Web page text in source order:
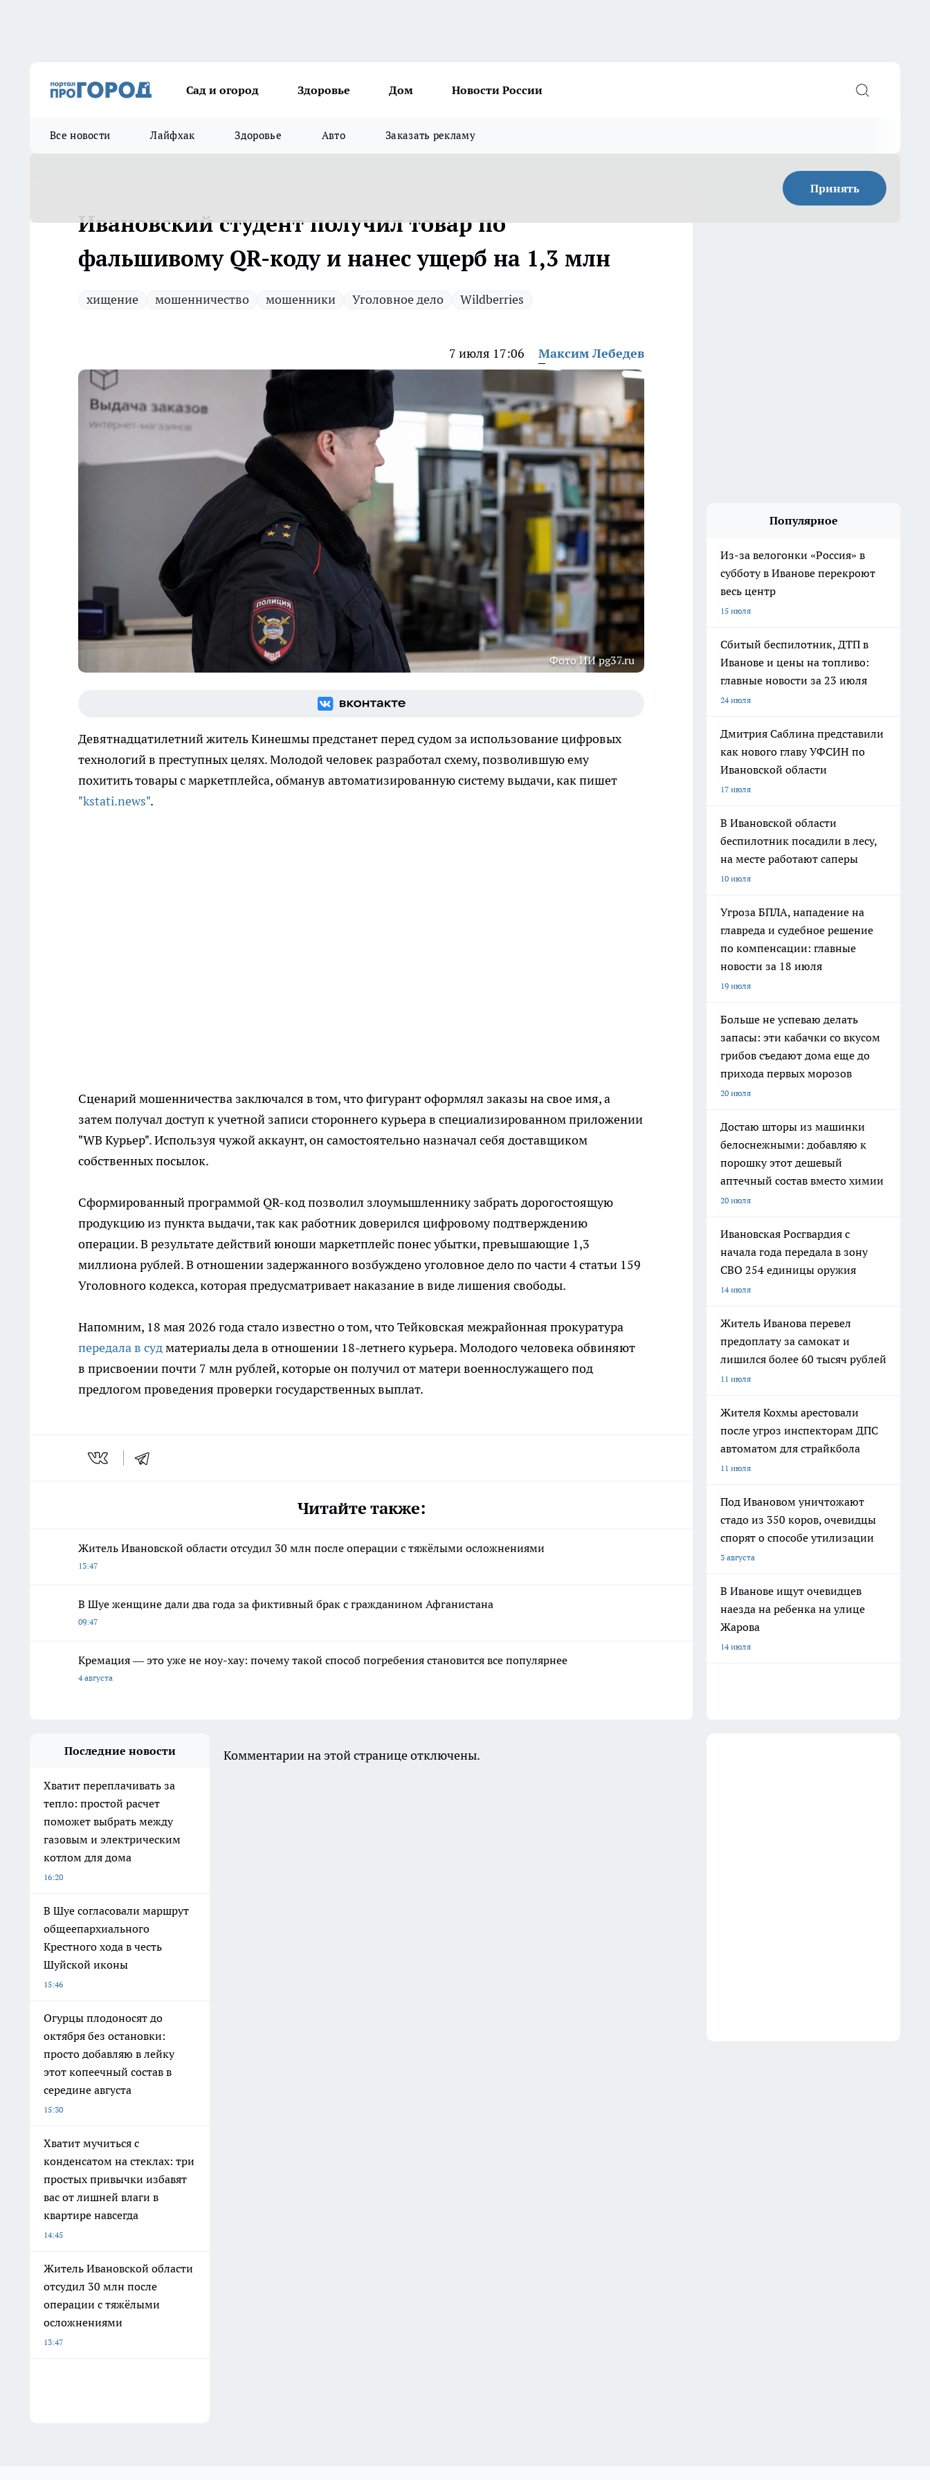
Сад и огород Здоровье Дом Новости России
Все новости Лайфхак Здоровье Авто Заказать рекламу
Принять
Ивановский студент получил товар по
фальшивому QR-коду и нанес ущерб на 1,3 млн
хищение мошенничество мошенники Уголовное дело Wildberries
7 июля 17:06 Максим Лебедев
Фото ИИ pg37.ru
Девятнадцатилетний житель Кинешмы предстанет перед судом за использование цифровых
технологий в преступных целях. Молодой человек разработал схему, позволившую ему
похитить товары с маркетплейса, обманув автоматизированную систему выдачи, как пишет
"kstati.news".
Сценарий мошенничества заключался в том, что фигурант оформлял заказы на свое имя, а
затем получал доступ к учетной записи стороннего курьера в специализированном приложении
"WB Курьер". Используя чужой аккаунт, он самостоятельно назначал себя доставщиком
собственных посылок.
Сформированный программой QR-код позволил злоумышленнику забрать дорогостоящую
продукцию из пункта выдачи, так как работник доверился цифровому подтверждению
операции. В результате действий юноши маркетплейс понес убытки, превышающие 1,3
миллиона рублей. В отношении задержанного возбуждено уголовное дело по части 4 статьи 159
Уголовного кодекса, которая предусматривает наказание в виде лишения свободы.
Напомним, 18 мая 2026 года стало известно о том, что Тейковская межрайонная прокуратура
передала в судматериалы дела в отношении 18-летнего курьера. Молодого человека обвиняют
в присвоении почти 7 млн рублей, которые он получил от матери военнослужащего под
предлогом проведения проверки государственных выплат.
Читайте также:
Житель Ивановской области отсудил 30 млн после операции с тяжёлыми осложнениями
13:47
В Шуе женщине дали два года за фиктивный брак с гражданином Афганистана
09:47
Кремация — это уже не ноу-хау: почему такой способ погребения становится все популярнее
4 августа
Популярное
Из-за велогонки «Россия» в
субботу в Иванове перекроют
весь центр
15 июля
Сбитый беспилотник, ДТП в
Иванове и цены на топливо:
главные новости за 23 июля
24 июля
Дмитрия Саблина представили
как нового главу УФСИН по
Ивановской области
17 июля
В Ивановской области
беспилотник посадили в лесу,
на месте работают саперы
10 июля
Угроза БПЛА, нападение на
главреда и судебное решение
по компенсации: главные
новости за 18 июля
19 июля
Больше не успеваю делать
запасы: эти кабачки со вкусом
грибов съедают дома еще до
прихода первых морозов
20 июля
Достаю шторы из машинки
белоснежными: добавляю к
порошку этот дешевый
аптечный состав вместо химии
20 июля
Ивановская Росгвардия с
начала года передала в зону
СВО 254 единицы оружия
14 июля
Житель Иванова перевел
предоплату за самокат и
лишился более 60 тысяч рублей
11 июля
Жителя Кохмы арестовали
после угроз инспекторам ДПС
автоматом для страйкбола
11 июля
Под Ивановом уничтожают
стадо из 350 коров, очевидцы
спорят о способе утилизации
3 августа
В Иванове ищут очевидцев
наезда на ребенка на улице
Жарова
14 июля
Последние новости
Хватит переплачивать за
тепло: простой расчет
поможет выбрать между
газовым и электрическим
котлом для дома
16:20
В Шуе согласовали маршрут
общеепархиального
Крестного хода в честь
Шуйской иконы
15:46
Огурцы плодоносят до
октября без остановки:
просто добавляю в лейку
этот копеечный состав в
середине августа
15:30
Хватит мучиться с
конденсатом на стеклах: три
простых привычки избавят
вас от лишней влаги в
квартире навсегда
14:45
Житель Ивановской области
отсудил 30 млн после
операции с тяжёлыми
осложнениями
13:47
Комментарии на этой странице отключены.